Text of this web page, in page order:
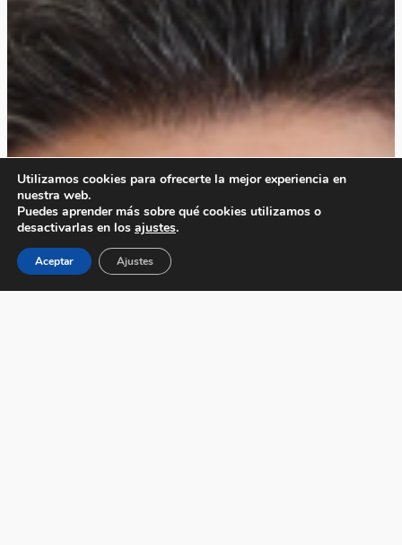
Utilizamos cookies para ofrecerte la mejor experiencia en
nuestra web.
Puedes aprender más sobre qué cookies utilizamos o
desactivarlas en los ajustes.
Aceptar Ajustes